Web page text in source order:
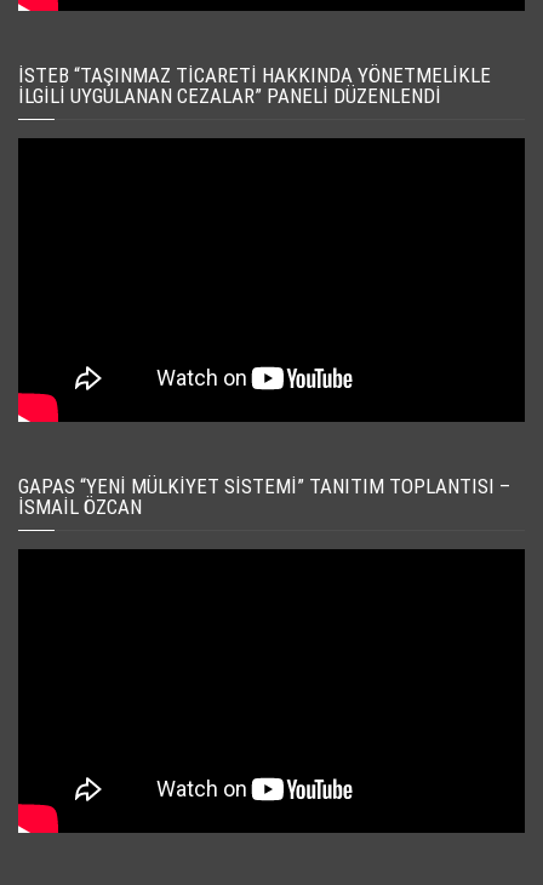
İSTEB “TAŞINMAZ TICARETI HAKKINDA YÖNETMELIKLE
İLGILI UYGULANAN CEZALAR” PANELI DÜZENLENDI
GAPAS “YENI MÜLKIYET SISTEMI” TANITIM TOPLANTISI –
İSMAIL ÖZCAN